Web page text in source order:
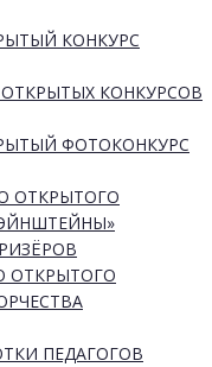
КОНКУРС
КОНКУРСОВ
ФОТОКОНКУРС
ОТКРЫТОГО
ОТКРЫТОГО
ПЕДАГОГОВ